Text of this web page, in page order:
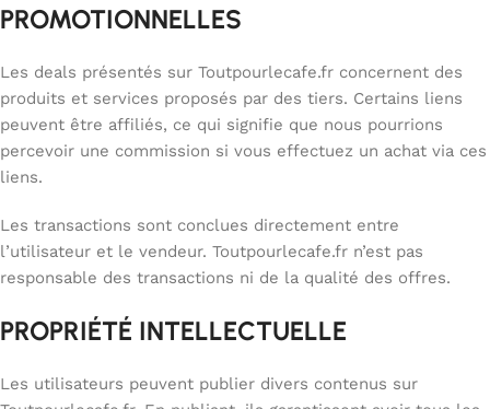
PROMOTIONNELLES
Les deals présentés sur Toutpourlecafe.fr concernent des
produits et services proposés par des tiers. Certains liens
peuvent être affiliés, ce qui signifie que nous pourrions
percevoir une commission si vous effectuez un achat via ces
liens.
Les transactions sont conclues directement entre
l’utilisateur et le vendeur. Toutpourlecafe.fr n’est pas
responsable des transactions ni de la qualité des offres.
PROPRIÉTÉ INTELLECTUELLE
Les utilisateurs peuvent publier divers contenus sur